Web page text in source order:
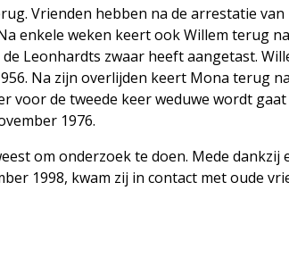
Vrienden hebben na de arrestatie van
enkele weken keert ook Willem terug
Leonhardts zwaar heeft aangetast.
Na zijn overlijden keert Mona terug
voor de tweede keer weduwe wordt
1976.
om onderzoek te doen. Mede dankzij
1998, kwam zij in contact met oude